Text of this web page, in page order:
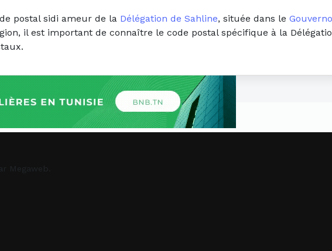
postal sidi ameur de la Délégation de Sahline, située dans le
il est important de connaître le code postal spécifique à la
Megaweb